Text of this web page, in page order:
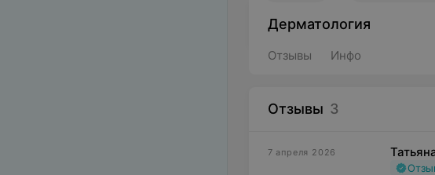
Дерматология
Отзывы Инфо
Отзывы 3
7 апреля 2026